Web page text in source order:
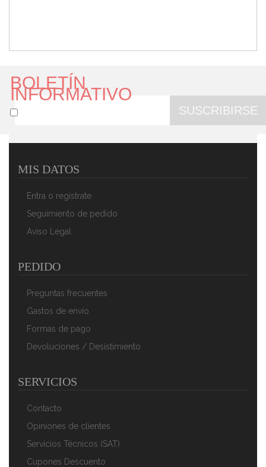
BOLETÍN
INFORMATIVO
SUSCRIBIRSE
MIS DATOS
Entra o regístrate
Seguimiento de pedido
Aviso Legal
PEDIDO
Preguntas frecuentes
Gastos de envío
Formas de pago
Devoluciones / Desistimiento
SERVICIOS
Contacto
Opiniones de clientes
Servicios Técnicos (SAT)
Cupones Descuento